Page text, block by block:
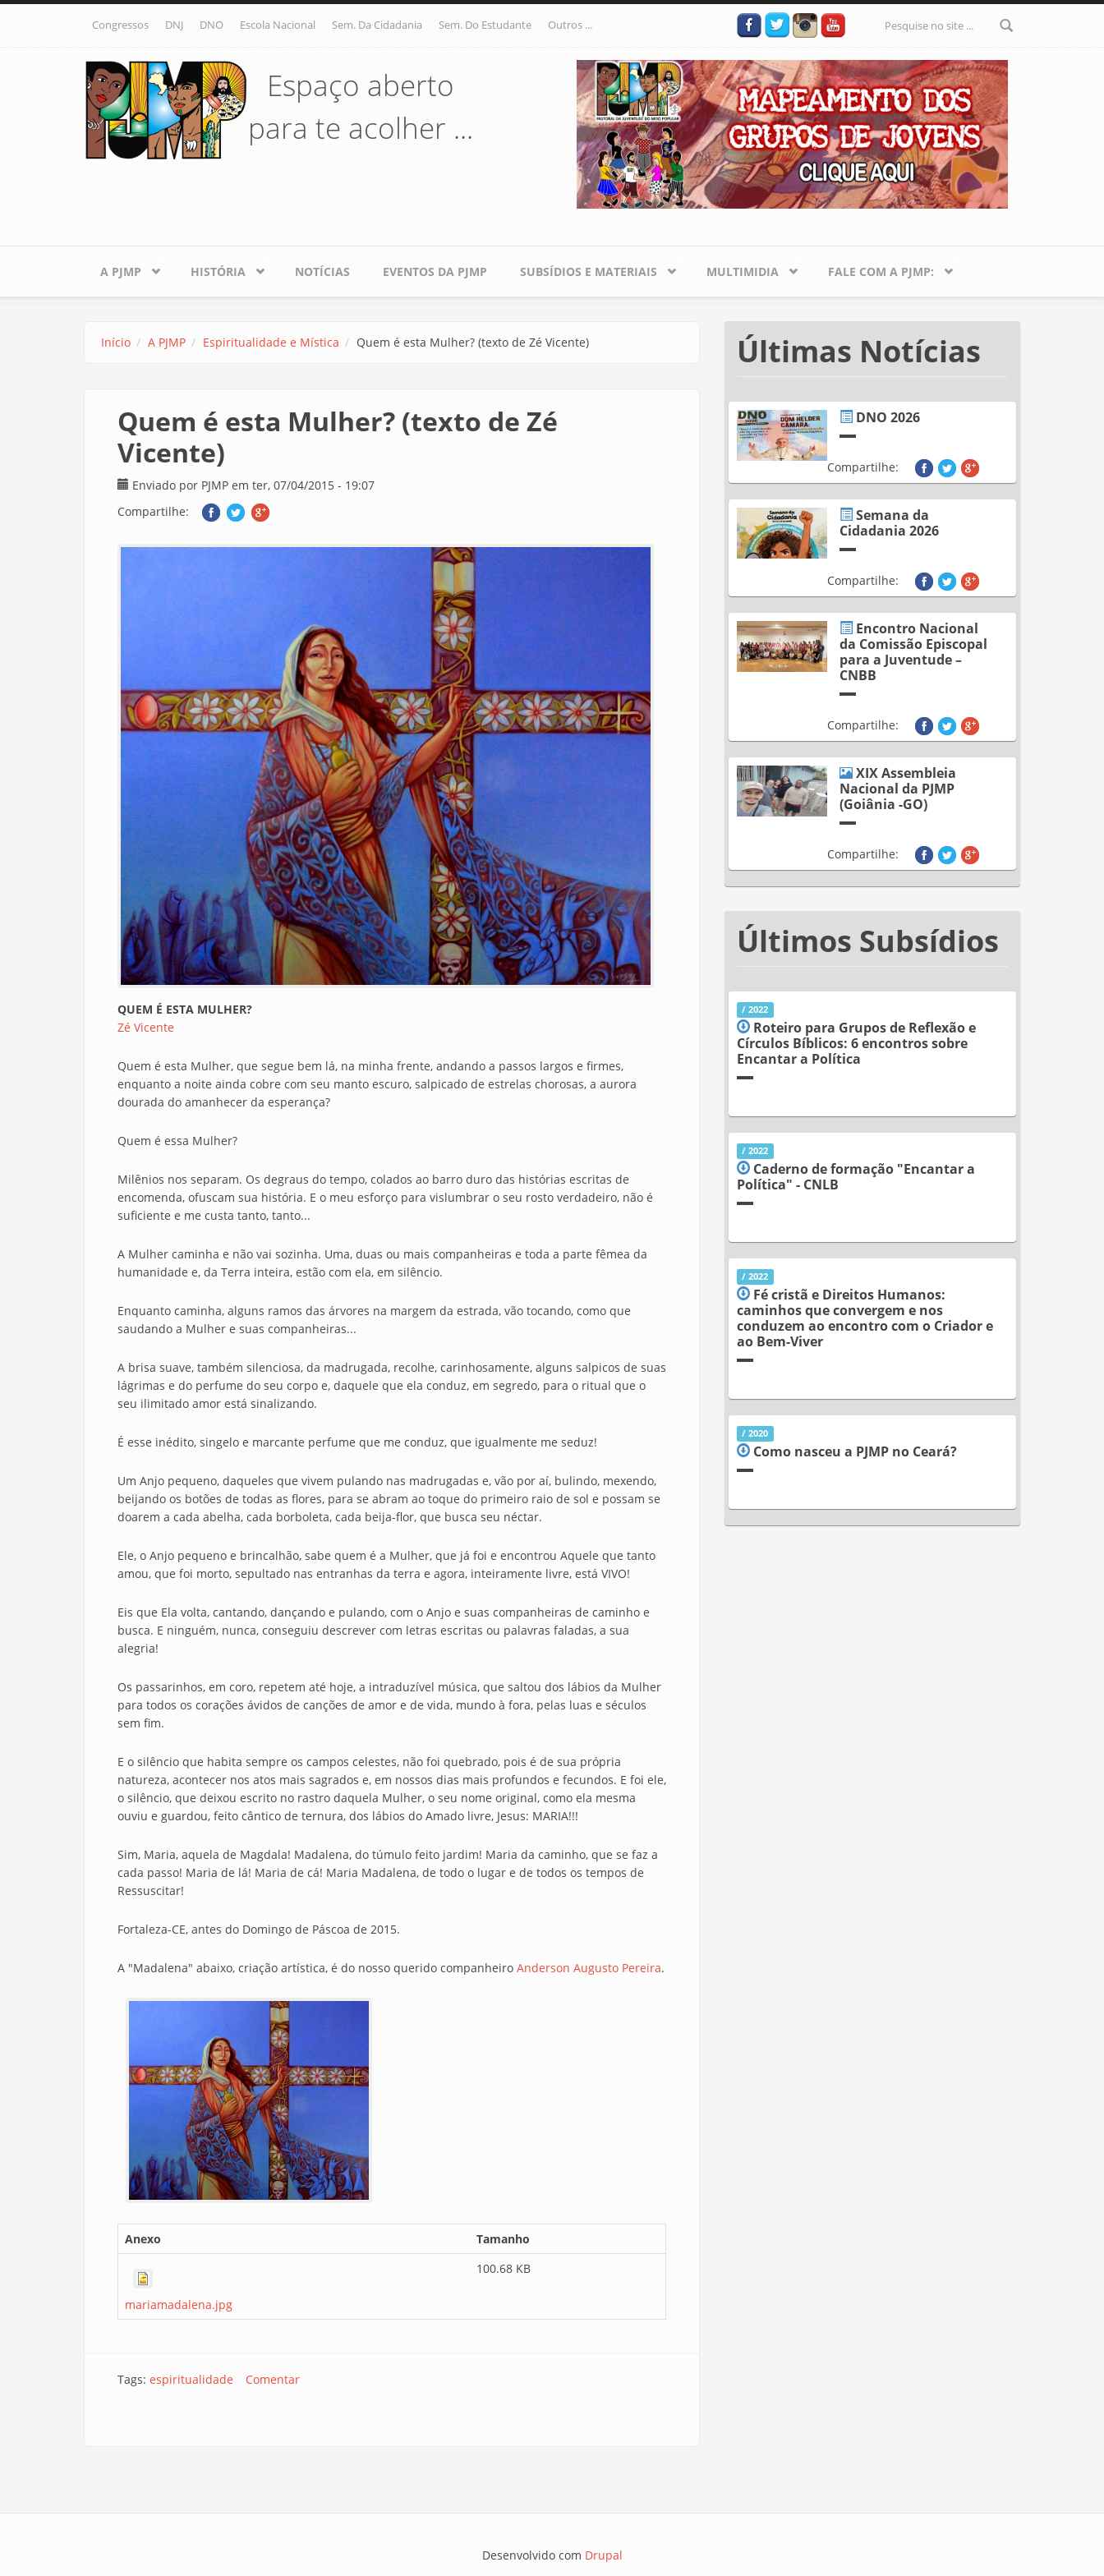
Pular para o conteúdo principal
Congressos DNJ DNO Escola Nacional Sem. Da Cidadania Sem. Do Estudante Outros ...
Formulário
de busca
Espaço aberto
para te acolher ...
A PJMP HISTÓRIA NOTÍCIAS EVENTOS DA PJMP SUBSÍDIOS E MATERIAIS MULTIMIDIA FALE COM A PJMP:
Início A PJMP Espiritualidade e Mística Quem é esta Mulher? (texto de Zé Vicente)
Quem é esta Mulher? (texto de Zé
Vicente)
Enviado por PJMP em ter, 07/04/2015 - 19:07
Compartilhe:
QUEM É ESTA MULHER?
Zé Vicente
Quem é esta Mulher, que segue bem lá, na minha frente, andando a passos largos e firmes,
enquanto a noite ainda cobre com seu manto escuro, salpicado de estrelas chorosas, a aurora
dourada do amanhecer da esperança?
Quem é essa Mulher?
Milênios nos separam. Os degraus do tempo, colados ao barro duro das histórias escritas de
encomenda, ofuscam sua história. E o meu esforço para vislumbrar o seu rosto verdadeiro, não é
suficiente e me custa tanto, tanto...
A Mulher caminha e não vai sozinha. Uma, duas ou mais companheiras e toda a parte fêmea da
humanidade e, da Terra inteira, estão com ela, em silêncio.
Enquanto caminha, alguns ramos das árvores na margem da estrada, vão tocando, como que
saudando a Mulher e suas companheiras...
A brisa suave, também silenciosa, da madrugada, recolhe, carinhosamente, alguns salpicos de suas
lágrimas e do perfume do seu corpo e, daquele que ela conduz, em segredo, para o ritual que o
seu ilimitado amor está sinalizando.
É esse inédito, singelo e marcante perfume que me conduz, que igualmente me seduz!
Um Anjo pequeno, daqueles que vivem pulando nas madrugadas e, vão por aí, bulindo, mexendo,
beijando os botões de todas as flores, para se abram ao toque do primeiro raio de sol e possam se
doarem a cada abelha, cada borboleta, cada beija-flor, que busca seu néctar.
Ele, o Anjo pequeno e brincalhão, sabe quem é a Mulher, que já foi e encontrou Aquele que tanto
amou, que foi morto, sepultado nas entranhas da terra e agora, inteiramente livre, está VIVO!
Eis que Ela volta, cantando, dançando e pulando, com o Anjo e suas companheiras de caminho e
busca. E ninguém, nunca, conseguiu descrever com letras escritas ou palavras faladas, a sua
alegria!
Os passarinhos, em coro, repetem até hoje, a intraduzível música, que saltou dos lábios da Mulher
para todos os corações ávidos de canções de amor e de vida, mundo à fora, pelas luas e séculos
sem fim.
E o silêncio que habita sempre os campos celestes, não foi quebrado, pois é de sua própria
natureza, acontecer nos atos mais sagrados e, em nossos dias mais profundos e fecundos. E foi ele,
o silêncio, que deixou escrito no rastro daquela Mulher, o seu nome original, como ela mesma
ouviu e guardou, feito cântico de ternura, dos lábios do Amado livre, Jesus: MARIA!!!
Sim, Maria, aquela de Magdala! Madalena, do túmulo feito jardim! Maria da caminho, que se faz a
cada passo! Maria de lá! Maria de cá! Maria Madalena, de todo o lugar e de todos os tempos de
Ressuscitar!
Fortaleza-CE, antes do Domingo de Páscoa de 2015.
A "Madalena" abaixo, criação artística, é do nosso querido companheiro Anderson Augusto Pereira.
Anexo Tamanho
mariamadalena.jpg
100.68 KB
Tags: espiritualidade Comentar
Últimas Notícias
DNO 2026
Compartilhe:
Semana da
Cidadania 2026
Compartilhe:
Encontro Nacional
da Comissão Episcopal
para a Juventude –
CNBB
Compartilhe:
XIX Assembleia
Nacional da PJMP
(Goiânia -GO)
Compartilhe:
Últimos Subsídios
/ 2022
Roteiro para Grupos de Reflexão e
Círculos Bíblicos: 6 encontros sobre
Encantar a Política
/ 2022
Caderno de formação "Encantar a
Política" - CNLB
/ 2022
Fé cristã e Direitos Humanos:
caminhos que convergem e nos
conduzem ao encontro com o Criador e
ao Bem-Viver
/ 2020
Como nasceu a PJMP no Ceará?
Desenvolvido com Drupal